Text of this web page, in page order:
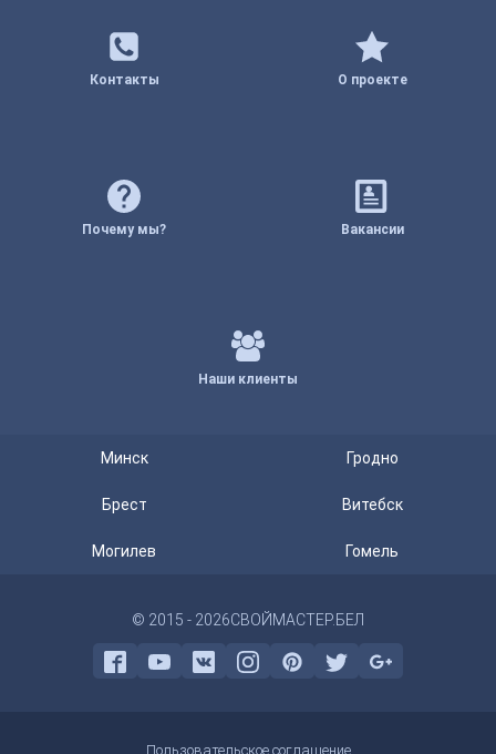
Контакты О проекте
Почему мы? Вакансии
Наши клиенты
Минск Гродно
Брест Витебск
Могилев Гомель
© 2015 - 2026СВОЙМАСТЕР.БЕЛ
Пользовательское соглашение